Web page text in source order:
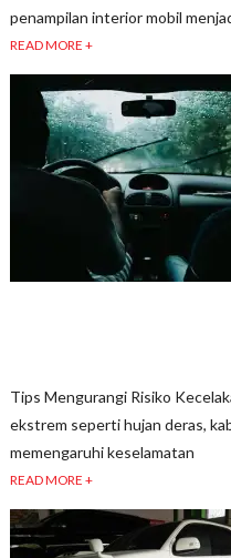
penampilan interior mobil
READ MORE +
Tips Mengurangi Risiko
ekstrem seperti hujan deras,
memengaruhi keselamatan
READ MORE +